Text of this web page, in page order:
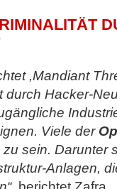
,Mandiant
durch Hacker-
Viele der
sein. Darunter
Anlagen,